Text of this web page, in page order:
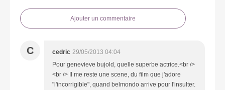
Ajouter un commentaire
C cedric 29/05/2013 04:04
Pour genevieve bujold, quelle superbe actrice.<br />
<br /> Il me reste une scene, du film que j'adore
"l'incorrigible", quand belmondo arrive pour l'insulter.